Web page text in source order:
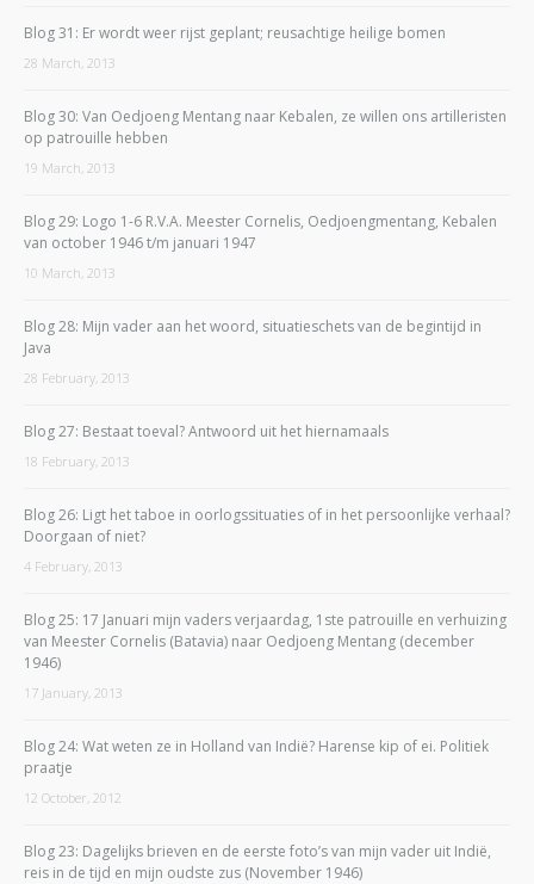
Blog 31: Er wordt weer rijst geplant; reusachtige heilige bomen
28 March, 2013
Blog 30: Van Oedjoeng Mentang naar Kebalen, ze willen ons artilleristen
op patrouille hebben
19 March, 2013
Blog 29: Logo 1-6 R.V.A. Meester Cornelis, Oedjoengmentang, Kebalen
van october 1946 t/m januari 1947
10 March, 2013
Blog 28: Mijn vader aan het woord, situatieschets van de begintijd in
Java
28 February, 2013
Blog 27: Bestaat toeval? Antwoord uit het hiernamaals
18 February, 2013
Blog 26: Ligt het taboe in oorlogssituaties of in het persoonlijke verhaal?
Doorgaan of niet?
4 February, 2013
Blog 25: 17 Januari mijn vaders verjaardag, 1ste patrouille en verhuizing
van Meester Cornelis (Batavia) naar Oedjoeng Mentang (december
1946)
17 January, 2013
Blog 24: Wat weten ze in Holland van Indië? Harense kip of ei. Politiek
praatje
12 October, 2012
Blog 23: Dagelijks brieven en de eerste foto’s van mijn vader uit Indië,
reis in de tijd en mijn oudste zus (November 1946)